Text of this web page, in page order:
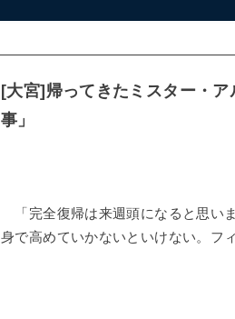
[大宮]帰ってきたミスター・
事」
「完全復帰は来週頭になると思い
身で高めていかないといけない。フ